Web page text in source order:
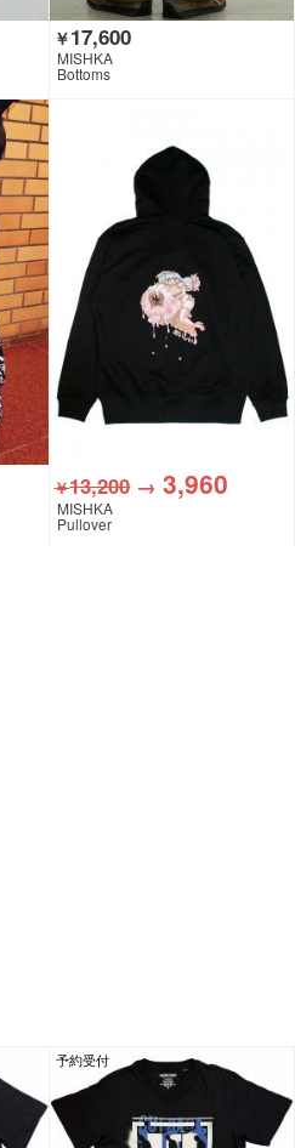
￥17,600
MISHKA
Bottoms
￥13,200→3,960
MISHKA
Pullover
予約受付